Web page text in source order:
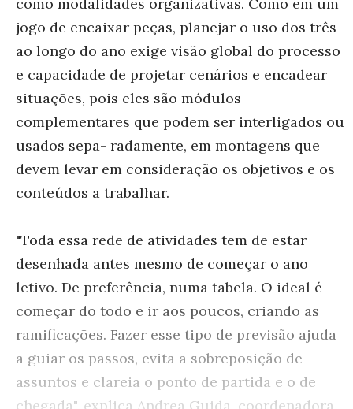
jogo de encaixar peças, planejar o uso dos três
ao longo do ano exige visão global do processo
e capacidade de projetar cenários e encadear
situações, pois eles são módulos
complementares que podem ser interligados ou
usados sepa- radamente, em montagens que
devem levar em consideração os objetivos e os
conteúdos a trabalhar.
"Toda essa rede de atividades tem de estar
desenhada antes mesmo de começar o ano
letivo. De preferência, numa tabela. O ideal é
começar do todo e ir aos poucos, criando as
ramificações. Fazer esse tipo de previsão ajuda
a guiar os passos, evita a sobreposição de
assuntos e clareia o ponto de partida e o de